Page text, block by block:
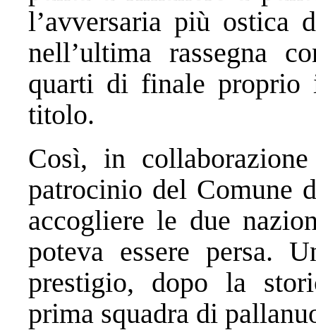
l’avversaria più ostica
nell’ultima rassegna
quarti di finale proprio
titolo.
Così, in
patrocinio del Comune
accogliere le due
poteva essere persa.
prestigio, dopo la
prima squadra di